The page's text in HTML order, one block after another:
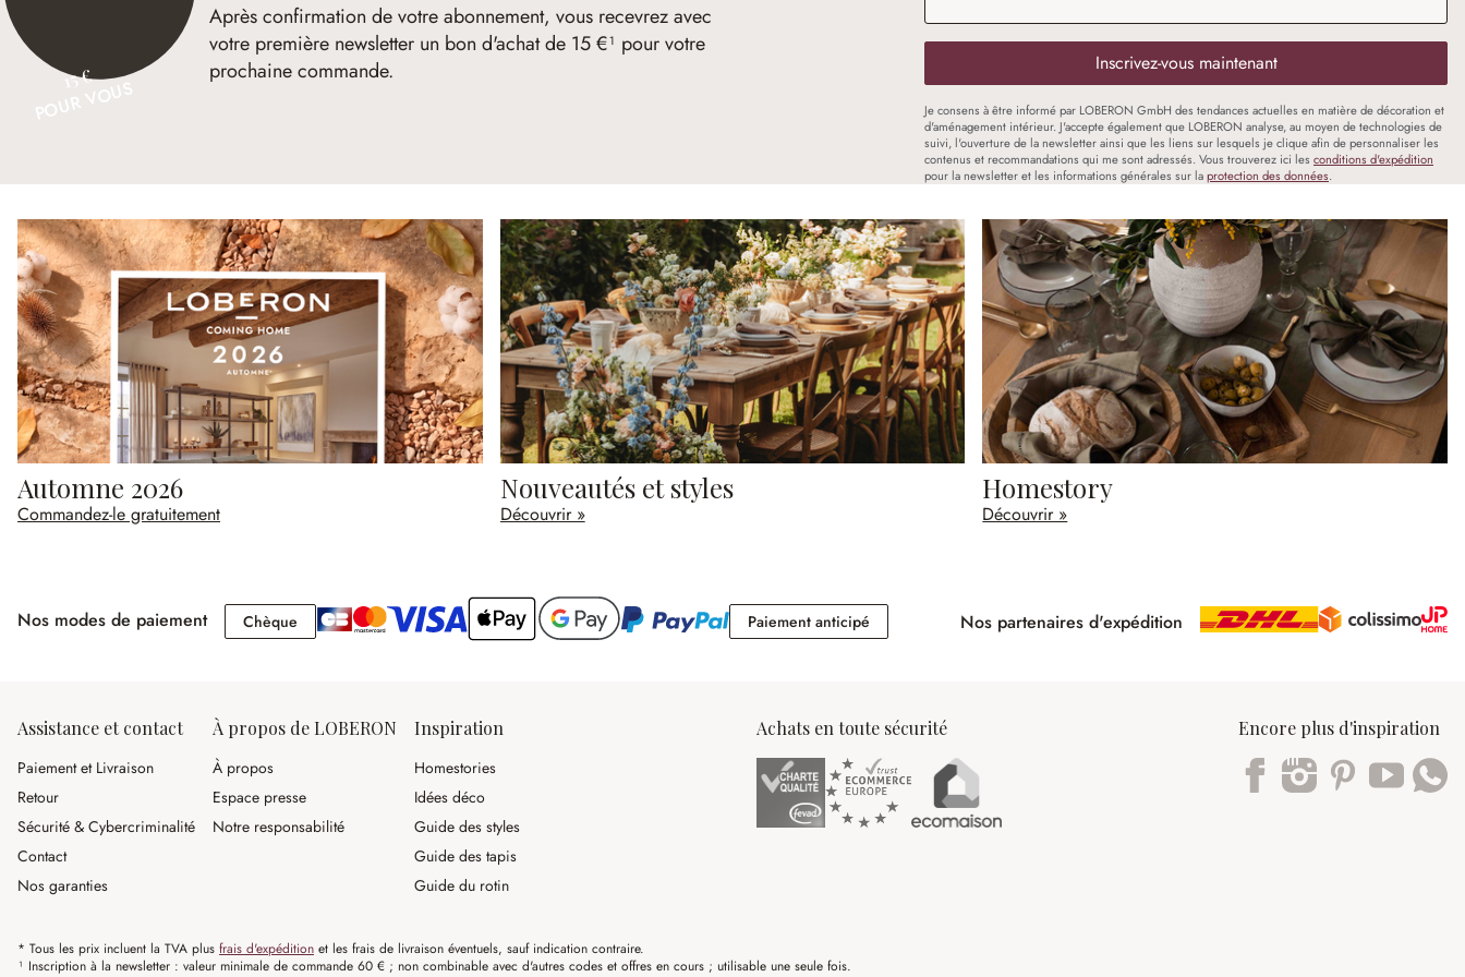
15 €
Après confirmation de votre abonnement, vous recevrez avec
votre première newsletter un bon d'achat de 15 €¹ pour votre
prochaine commande.
Inscrivez-vous maintenant
Je consens à être informé par LOBERON GmbH des tendances actuelles en matière de décoration et
d'aménagement intérieur. J'accepte également que LOBERON analyse, au moyen de technologies de
suivi, l'ouverture de la newsletter ainsi que les liens sur lesquels je clique afin de personnaliser les
contenus et recommandations qui me sont adressés. Vous trouverez ici les conditions d'expédition
pour la newsletter et les informations générales sur laprotection des données.
Automne 2026
Commandez-le gratuitement
Nouveautés et styles
Découvrir »
Homestory
Découvrir »
Nos modes de paiement Chèque Chèque Paiement anticipéPaiement anticipéNos partenaires d'expédition
Assistance et contact
Paiement et Livraison
Retour
Sécurité & Cybercriminalité
Contact
Nos garanties
À propos de LOBERON
À propos
Espace presse
Notre responsabilité
Inspiration
Homestories
Idées déco
Guide des styles
Guide des tapis
Guide du rotin
Achats en toute sécurité Encore plus d'inspiration
* Tous les prix incluent la TVA plus frais d'expédition et les frais de livraison éventuels, sauf indication contraire.
¹ Inscription à la newsletter : valeur minimale de commande 60 € ; non combinable avec d'autres codes et offres en cours ; utilisable une seule fois.